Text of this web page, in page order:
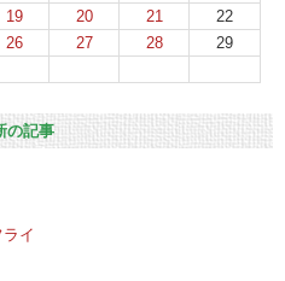
19 20 21
22
26 27 28
29
の記事
イ